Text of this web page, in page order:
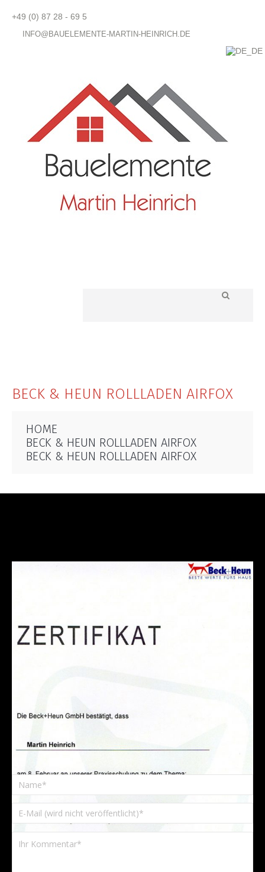
+49 (0) 87 28 - 69 5
INFO@BAUELEMENTE-MARTIN-HEINRICH.DE
BECK & HEUN ROLLLADEN AIRFOX
HOME
BECK & HEUN ROLLLADEN AIRFOX
BECK & HEUN ROLLLADEN AIRFOX
EINEN KOMMENTAR SCHREIBEN